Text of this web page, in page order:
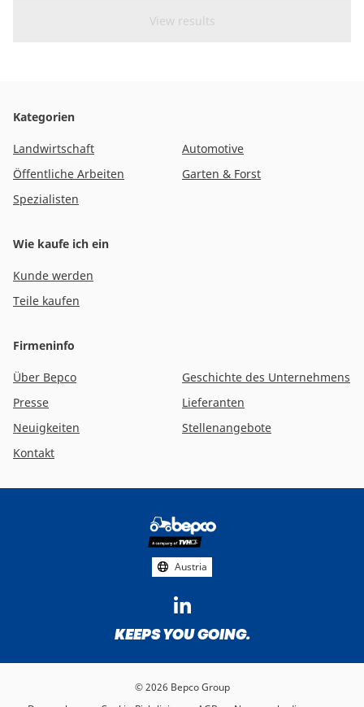
Kategorien
Landwirtschaft
Automotive
Öffentliche Arbeiten
Garten & Forst
Spezialisten
Wie kaufe ich ein
Kunde werden
Teile kaufen
Firmeninfo
Über Bepco
Geschichte des Unternehmens
Presse
Lieferanten
Neuigkeiten
Stellenangebote
Kontakt
Austria
KEEPS YOU GOING.
© 2026 Bepco Group